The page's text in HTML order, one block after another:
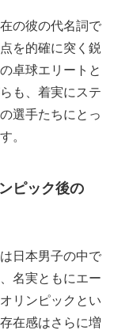
の彼の代名詞で
を的確に突く鋭
卓球エリートと
も、着実にステ
選手たちにとっ
。
ピック後の
日本男子の中で
名実ともにエー
リンピックとい
在感はさらに増